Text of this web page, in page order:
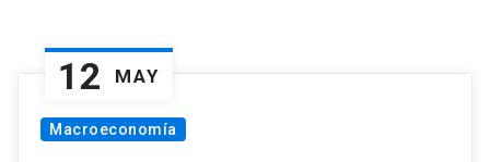
12 MAY
Macroeconomía